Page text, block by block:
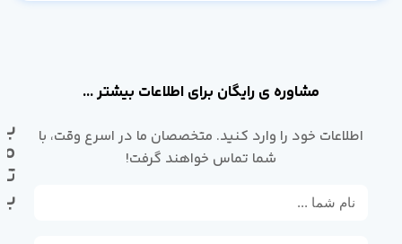
مشاوره ی رایگان برای اطلاعات بیشتر ...
اطلاعات خود را وارد کنید. متخصصان ما در اسرع وقت، با
شما تماس خواهند گرفت!
با